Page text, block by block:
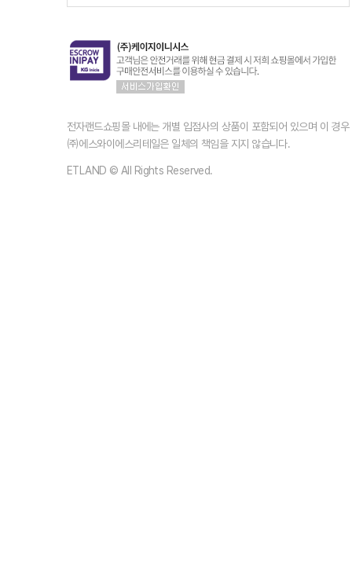
전자랜드쇼핑몰 내에는 개별 입점사의 상품이 포함되어 있으며 이 경
㈜에스와이에스리테일은 일체의 책임을 지지 않습니다.
ETLAND © All Rights Reserved.